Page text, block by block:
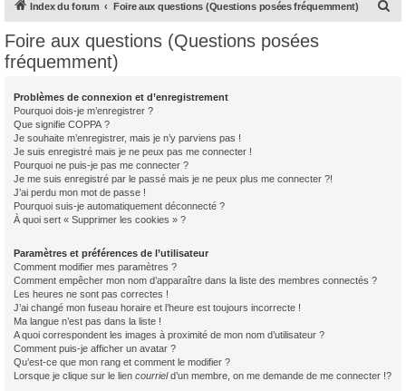
Index du forum Foire aux questions (Questions posées fréquemment)
Foire aux questions (Questions posées
fréquemment)
Problèmes de connexion et d’enregistrement
Pourquoi dois-je m’enregistrer ?
Que signifie COPPA ?
Je souhaite m’enregistrer, mais je n’y parviens pas !
Je suis enregistré mais je ne peux pas me connecter !
Pourquoi ne puis-je pas me connecter ?
Je me suis enregistré par le passé mais je ne peux plus me connecter ?!
J’ai perdu mon mot de passe !
Pourquoi suis-je automatiquement déconnecté ?
À quoi sert « Supprimer les cookies » ?
Paramètres et préférences de l’utilisateur
Comment modifier mes paramètres ?
Comment empêcher mon nom d’apparaître dans la liste des membres connectés ?
Les heures ne sont pas correctes !
J’ai changé mon fuseau horaire et l’heure est toujours incorrecte !
Ma langue n’est pas dans la liste !
A quoi correspondent les images à proximité de mon nom d’utilisateur ?
Comment puis-je afficher un avatar ?
Qu’est-ce que mon rang et comment le modifier ?
Lorsque je clique sur le lien courrield’un membre, on me demande de me connecter !?